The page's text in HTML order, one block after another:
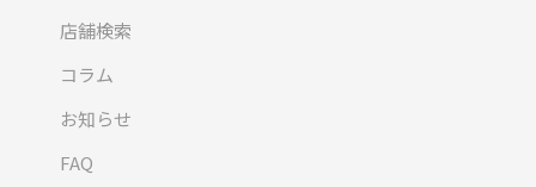
店舗検索
コラム
お知らせ
FAQ